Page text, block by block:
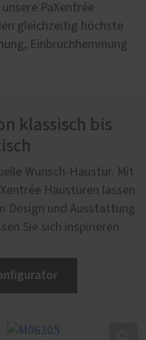
PaXentrée
gleichzeitig höchste
Einbruchhemmung
klassisch bis
Wunsch-Haustür. Mit
Haustüren lassen
Design und Ausstattung
Sie sich inspirieren.